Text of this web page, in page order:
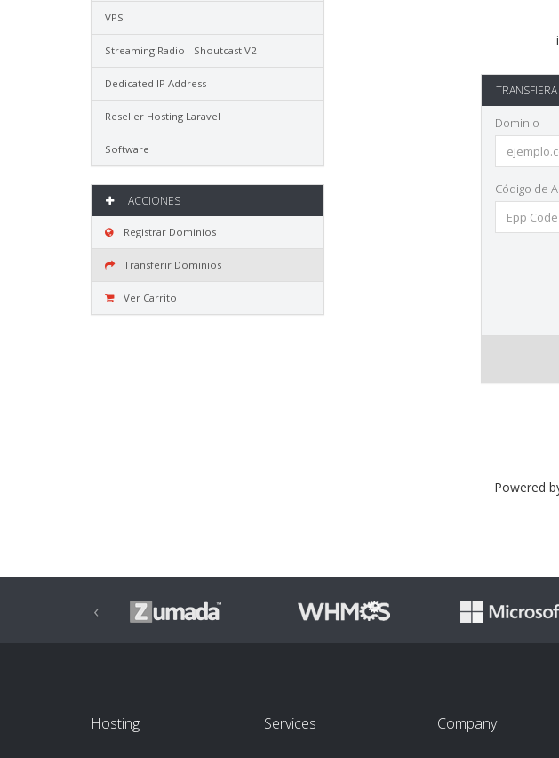
VPS
Streaming Radio - Shoutcast V2
Dedicated IP Address
Reseller Hosting Laravel
Software
ACCIONES
Registrar Dominios
Transferir Dominios
Ver Carrito
Dominio
Código de
Powered
‹
Hosting Services Company